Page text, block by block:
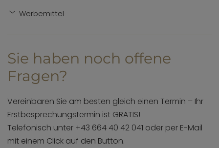
Werbemittel
Sie haben noch offene
Fragen?
Vereinbaren Sie am besten gleich einen Termin – Ihr
Erstbesprechungstermin ist GRATIS!
Telefonisch unter +43 664 40 42 041 oder per E-Mail
mit einem Click auf den Button.